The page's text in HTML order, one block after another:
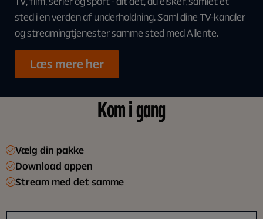
sted i en verden af underholdning. Saml dine TV-kanaler
og streamingtjenester samme sted med Allente.
Læs mere her
Kom i gang
Vælg din pakke
Download appen
Stream med det samme